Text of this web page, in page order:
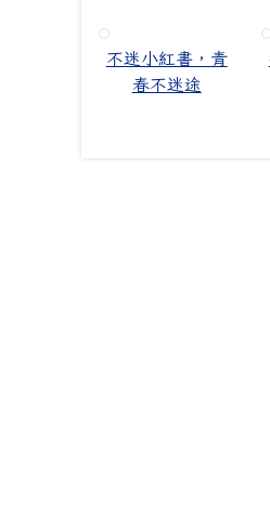
不迷小紅書，青
春不迷途